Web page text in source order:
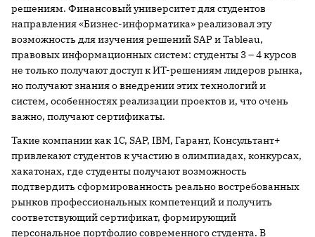
решениям. Финансовый университет для студентов
направления «Бизнес-информатика» реализовал эту
возможность для изучения решений SAP и Tableau,
правовых информационных систем: студенты 3 – 4 курсов
не только получают доступ к ИТ-решениям лидеров рынка,
но получают знания о внедрении этих технологий и
систем, особенностях реализации проектов и, что очень
важно, получают сертификаты.
Такие компании как 1С, SAP, IBM, Гарант, Консультант+
привлекают студентов к участию в олимпиадах, конкурсах,
хакатонах, где студенты получают возможность
подтвердить сформированность реально востребованных
рынков профессиональных компетенций и получить
соответствующий сертификат, формирующий
персональное портфолио современного студента. В